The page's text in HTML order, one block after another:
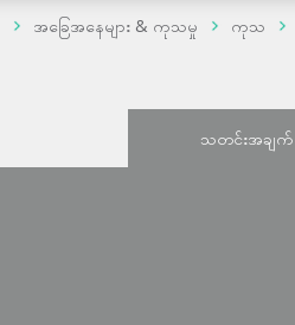
အခြေအနေများ & ကုသမှု ကုသ
သတင်းအခ